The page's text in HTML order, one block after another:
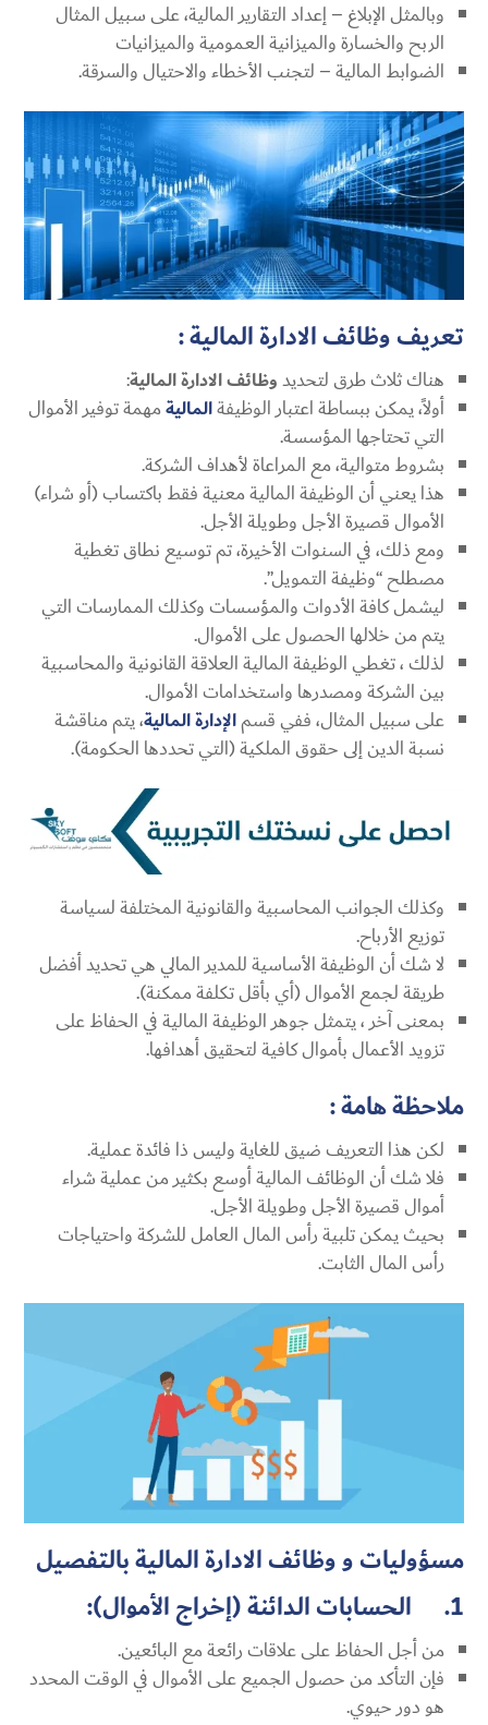
وبالمثل الإبلاغ – إعداد التقارير المالية، على سبيل المثال
الربح والخسارة والميزانية العمومية والميزانيات
الضوابط المالية – لتجنب الأخطاء والاحتيال والسرقة.
تعريف وظائف الادارة المالية :
هناك ثلاث طرق لتحديدوظائف الادارة المالية:
أولاً، يمكن ببساطة اعتبار الوظيفةالماليةمهمة توفير الأموال
التي تحتاجها المؤسسة.
بشروط متوالية، مع المراعاة لأهداف الشركة.
هذا يعني أن الوظيفة المالية معنية فقط باكتساب (أو شراء)
الأموال قصيرة الأجل وطويلة الأجل.
ومع ذلك، في السنوات الأخيرة، تم توسيع نطاق تغطية
مصطلح “وظيفة التمويل”.
ليشمل كافة الأدوات والمؤسسات وكذلك الممارسات التي
يتم من خلالها الحصول على الأموال.
لذلك ، تغطي الوظيفة المالية العلاقة القانونية والمحاسبية
بين الشركة ومصدرها واستخدامات الأموال.
على سبيل المثال، ففي قسمالإدارة المالية، يتم مناقشة
نسبة الدين إلى حقوق الملكية (التي تحددها الحكومة).
وكذلك الجوانب المحاسبية والقانونية المختلفة لسياسة
توزيع الأرباح.
لا شك أن الوظيفة الأساسية للمدير المالي هي تحديد أفضل
طريقة لجمع الأموال (أي بأقل تكلفة ممكنة).
بمعنى آخر ، يتمثل جوهر الوظيفة المالية في الحفاظ على
تزويد الأعمال بأموال كافية لتحقيق أهدافها.
ملاحظة هامة :
لكن هذا التعريف ضيق للغاية وليس ذا فائدة عملية.
فلا شك أن الوظائف المالية أوسع بكثير من عملية شراء
أموال قصيرة الأجل وطويلة الأجل.
بحيث يمكن تلبية رأس المال العامل للشركة واحتياجات
رأس المال الثابت.
مسؤوليات و وظائف الادارة المالية بالتفصيل
1. الحسابات الدائنة (إخراج الأموال):
من أجل الحفاظ على علاقات رائعة مع البائعين.
فإن التأكد من حصول الجميع على الأموال في الوقت المحدد
هو دور حيوي.